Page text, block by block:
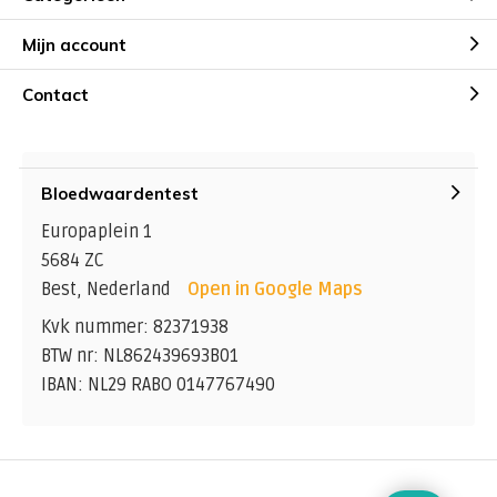
Mijn account
Contact
Bloedwaardentest
Europaplein 1
5684 ZC
Best, Nederland
Open in Google Maps
Kvk nummer: 82371938
BTW nr: NL862439693B01
IBAN: NL29 RABO 0147767490